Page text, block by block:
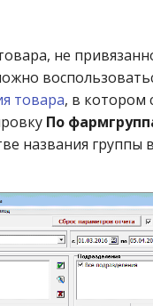
не
товара, в котором
По
названия группы